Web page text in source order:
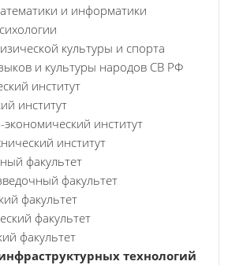
и информатики
культуры и спорта
и культуры народов СВ РФ
институт
институт
институт
институт
факультет
факультет
факультет
факультет
факультет
технологий